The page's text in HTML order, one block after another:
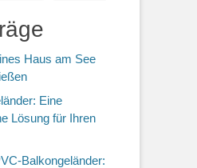
Haus am See
Eine
Lösung für Ihren
Balkongeländer: